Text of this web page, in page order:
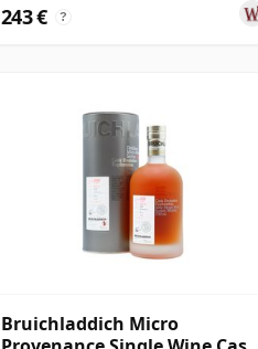
243 € ?
Bruichladdich Micro